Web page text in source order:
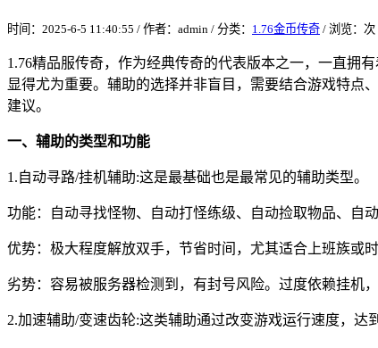
时间：2025-6-5 11:40:55 / 作者：admin / 分类： 1.76金币传奇 / 浏览： 次
1.76精品服传奇，作为经典传奇的代表版本之一，一直拥
显得尤为重要。辅助的选择并非盲目，需要结合游戏特点
建议。
一、辅助的类型和功能
1.自动寻路/挂机辅助:这是最基础也是最常见的辅助类型。
功能：自动寻找怪物、自动打怪练级、自动捡取物品、自
优势：极大程度解放双手，节省时间，尤其适合上班族或
劣势：容易被服务器检测到，有封号风险。过度依赖挂机
2.加速辅助/变速齿轮:这类辅助通过改变游戏运行速度，达